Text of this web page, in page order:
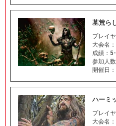
墓荒ら
プレイヤ
大会名：
成績：
参加人数
開催日：
ハーミ
プレイヤ
大会名：